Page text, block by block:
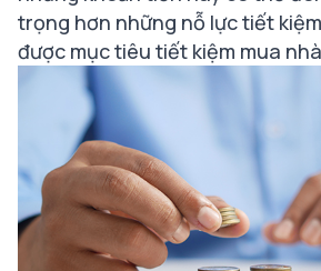
trọng hơn những nỗ lực tiết
được mục tiêu tiết kiệm mua